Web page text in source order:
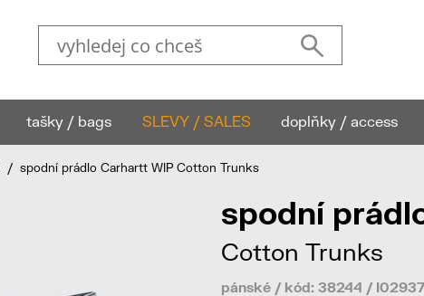
tašky / bags SLEVY / SALES doplňky / access
/ spodní prádlo Carhartt WIP Cotton Trunks
spodní
Cotton Trunks
pánské / kód: 38244 /